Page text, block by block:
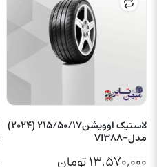
لاستیک اوویشن215/50/17 (2024)
مدل-VI388
۱۳,۵۷۰,۰۰۰تومان